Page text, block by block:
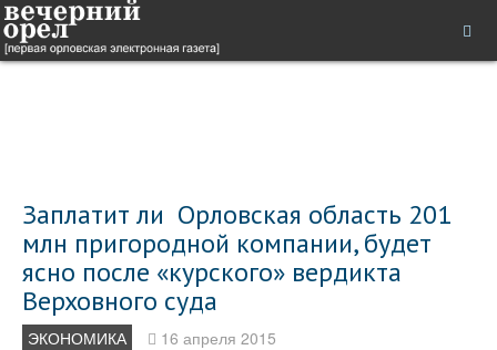
Заплатит ли Орловская область 201
млн пригородной компании, будет
ясно после «курского» вердикта
Верховного суда
ЭКОНОМИКА 16 апреля 2015